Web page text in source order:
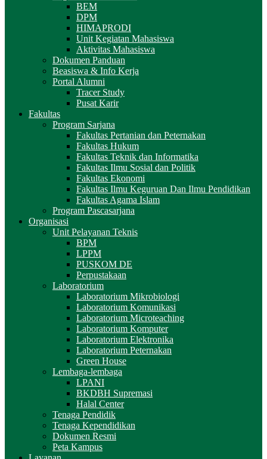
BEM
DPM
HIMAPRODI
Unit Kegiatan Mahasiswa
Aktivitas Mahasiswa
Dokumen Panduan
Beasiswa & Info Kerja
Portal Alumni
Tracer Study
Pusat Karir
Fakultas
Program Sarjana
Fakultas Pertanian dan Peternakan
Fakultas Hukum
Fakultas Teknik dan Informatika
Fakultas Ilmu Sosial dan Politik
Fakultas Ekonomi
Fakultas Ilmu Keguruan Dan Ilmu Pendidikan
Fakultas Agama Islam
Program Pascasarjana
Organisasi
Unit Pelayanan Teknis
BPM
LPPM
PUSKOM DE
Perpustakaan
Laboratorium
Laboratorium Mikrobiologi
Laboratorium Komunikasi
Laboratorium Microteaching
Laboratorium Komputer
Laboratorium Elektronika
Laboratorium Peternakan
Green House
Lembaga-lembaga
LPANI
BKDBH Supremasi
Halal Center
Tenaga Pendidik
Tenaga Kependidikan
Dokumen Resmi
Peta Kampus